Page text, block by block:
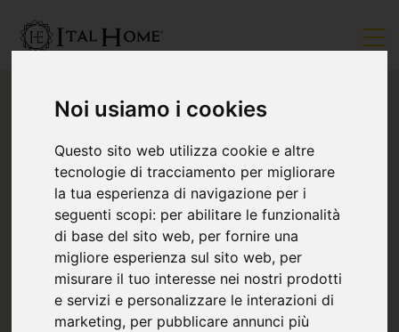
Noi usiamo i cookies
Questo sito web utilizza cookie e altre
tecnologie di tracciamento per migliorare
la tua esperienza di navigazione per i
seguenti scopi: per abilitare le funzionalità
di base del sito web, per fornire una
migliore esperienza sul sito web, per
misurare il tuo interesse nei nostri prodotti
e servizi e personalizzare le interazioni di
marketing, per pubblicare annunci più